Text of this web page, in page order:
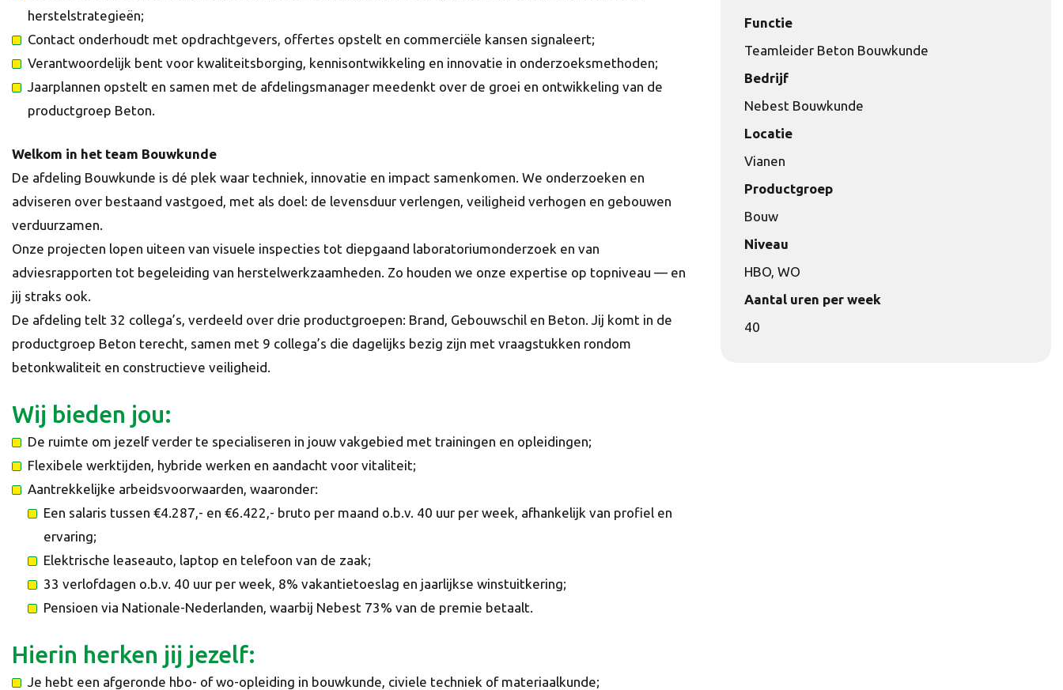
herstelstrategieën;
Contact onderhoudt met opdrachtgevers, offertes opstelt en commerciële kansen signaleert;
Verantwoordelijk bent voor kwaliteitsborging, kennisontwikkeling en innovatie in onderzoeksmethoden;
Jaarplannen opstelt en samen met de afdelingsmanager meedenkt over de groei en ontwikkeling van de
productgroep Beton.
Welkom in het team Bouwkunde
De afdeling Bouwkunde is dé plek waar techniek, innovatie en impact samenkomen. We onderzoeken en
adviseren over bestaand vastgoed, met als doel: de levensduur verlengen, veiligheid verhogen en gebouwen
verduurzamen.
Onze projecten lopen uiteen van visuele inspecties tot diepgaand laboratoriumonderzoek en van
adviesrapporten tot begeleiding van herstelwerkzaamheden. Zo houden we onze expertise op topniveau — en
jij straks ook.
De afdeling telt 32 collega’s, verdeeld over drie productgroepen: Brand, Gebouwschil en Beton. Jij komt in de
productgroep Beton terecht, samen met 9 collega’s die dagelijks bezig zijn met vraagstukken rondom
betonkwaliteit en constructieve veiligheid.
Wij bieden jou:
De ruimte om jezelf verder te specialiseren in jouw vakgebied met trainingen en opleidingen;
Flexibele werktijden, hybride werken en aandacht voor vitaliteit;
Aantrekkelijke arbeidsvoorwaarden, waaronder:
Een salaris tussen €4.287,- en €6.422,- bruto per maand o.b.v. 40 uur per week, afhankelijk van profiel en
ervaring;
Elektrische leaseauto, laptop en telefoon van de zaak;
33 verlofdagen o.b.v. 40 uur per week, 8% vakantietoeslag en jaarlijkse winstuitkering;
Pensioen via Nationale-Nederlanden, waarbij Nebest 73% van de premie betaalt.
Hierin herken jij jezelf:
Je hebt een afgeronde hbo- of wo-opleiding in bouwkunde, civiele techniek of materiaalkunde;
Functie
Teamleider Beton Bouwkunde
Bedrijf
Nebest Bouwkunde
Locatie
Vianen
Productgroep
Bouw
Niveau
HBO, WO
Aantal uren per week
40